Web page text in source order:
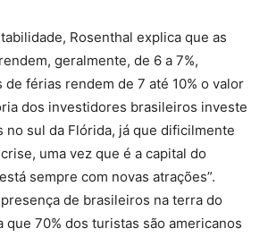
Rosenthal explica que as
geralmente, de 6 a 7%,
de férias rendem de 7 até 10% o valor
dos investidores brasileiros investe
no sul da Flórida, já que dificilmente
uma vez que é a capital do
sempre com novas atrações”.
de brasileiros na terra do
que 70% dos turistas são americanos